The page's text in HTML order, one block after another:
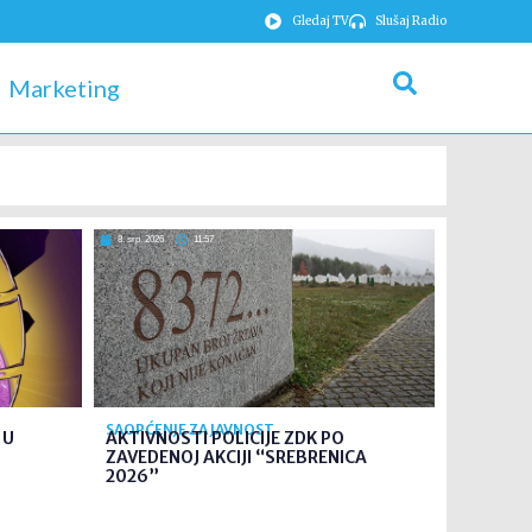
Gledaj TV Slušaj Radio
Marketing
8. srp. 2026 11:57
SAOPĆENJE ZA JAVNOST
AKTIVNOSTI POLICIJE ZDK PO
ZAVEDENOJ AKCIJI “SREBRENICA
2026”